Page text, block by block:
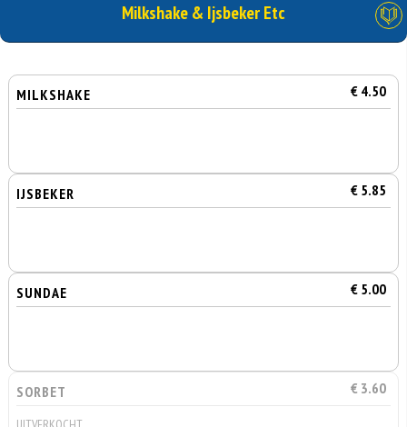
Milkshake & Ijsbeker Etc
MILKSHAKE € 4.50
IJSBEKER € 5.85
SUNDAE € 5.00
SORBET € 3.60